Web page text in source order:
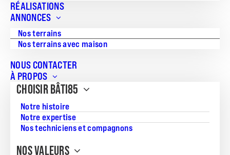
RÉALISATIONS
ANNONCES
Nos terrains
Nos terrains avec maison
NOUS CONTACTER
À PROPOS
CHOISIR BÂTI85
Notre histoire
Notre expertise
Nos techniciens et compagnons
NOS VALEURS
241 747
Référence:
JS_20260804_215
Surface du terrain:
419
Superficie de la maison:
61